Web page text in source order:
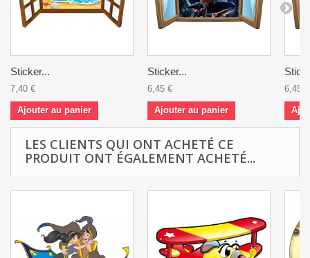
Sticker...
7,40 €
Ajouter au panier
Sticker...
6,45 €
Ajouter au panier
6,45 €
LES CLIENTS QUI ONT ACHETÉ CE
PRODUIT ONT ÉGALEMENT ACHETÉ...